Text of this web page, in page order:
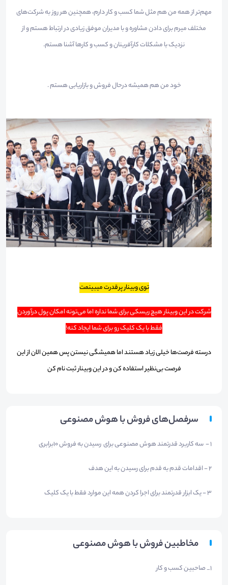
مهم‌تر از همه من هم مثل شما کسب و کار دارم، همچنین هر روز به شرکت‌های
مختلف میرم برای دادن مشاوره و با مدیران موفق زیادی در ارتباط هستم و از
نزدیک با مشکلات کارآفرینان و کسب و کارها آشنا هستم.
خود من هم همیشه درحال فروش و بازاریابی هستم .
توی وبینار پرقدرت میبینمت
شرکت در این وبینار هیچ ریسکی برای شما نداره اما می‌تونه امکان پول درآوردن
فقط با یک کلیک رو برای شما ایجاد کنه!
درسته فرصت‌ها خیلی زیاد هستند اما همیشگی نیستن پس همین الان از این
فرصت بی‌نظیر استفاده کن و در این وبینار ثبت نام کن​
سرفصل‌های فروش با هوش مصنوعی
1 - سه کاربرد قدرتمند هوش مصنوعی برای رسیدن به فروش 10برابری
2 - اقدامات قدم به قدم برای رسیدن به این هدف
3 - یک ابزار قدرتمند برای اجرا کردن همه این موارد فقط با یک کلیک
مخاطبین فروش با هوش مصنوعی
1_ صاحبین کسب و کار